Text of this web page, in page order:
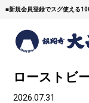
■新規会員登録でスグ使える
ローストビ
2026.07.31